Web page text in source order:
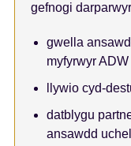
gefnogi
gwella
myfyrwyr ADW
llywio cyd-
datblygu
ansawdd